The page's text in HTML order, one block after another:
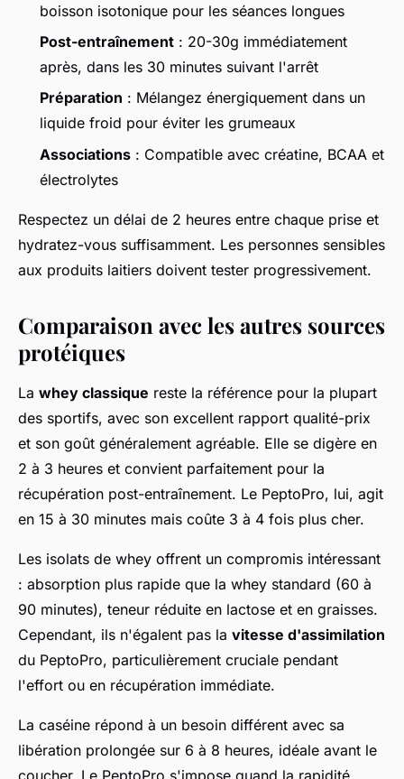
boisson isotonique pour les séances longues
Post-entraînement : 20-30g immédiatement
après, dans les 30 minutes suivant l'arrêt
Préparation : Mélangez énergiquement dans un
liquide froid pour éviter les grumeaux
Associations : Compatible avec créatine, BCAA et
électrolytes
Respectez un délai de 2 heures entre chaque prise et
hydratez-vous suffisamment. Les personnes sensibles
aux produits laitiers doivent tester progressivement.
Comparaison avec les autres sources
protéiques
La whey classique reste la référence pour la plupart
des sportifs, avec son excellent rapport qualité-prix
et son goût généralement agréable. Elle se digère en
2 à 3 heures et convient parfaitement pour la
récupération post-entraînement. Le PeptoPro, lui, agit
en 15 à 30 minutes mais coûte 3 à 4 fois plus cher.
Les isolats de whey offrent un compromis intéressant
: absorption plus rapide que la whey standard (60 à
90 minutes), teneur réduite en lactose et en graisses.
Cependant, ils n'égalent pas la vitesse d'assimilation
du PeptoPro, particulièrement cruciale pendant
l'effort ou en récupération immédiate.
La caséine répond à un besoin différent avec sa
libération prolongée sur 6 à 8 heures, idéale avant le
coucher. Le PeptoPro s'impose quand la rapidité